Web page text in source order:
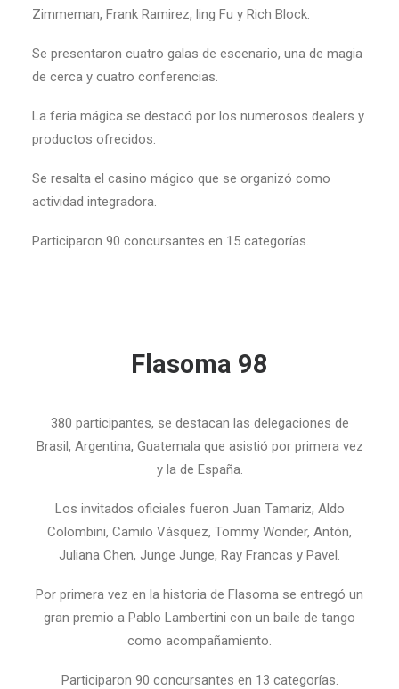
Zimmeman, Frank Ramirez, ling Fu y Rich Block.
Se presentaron cuatro galas de escenario, una de magia
de cerca y cuatro conferencias.
La feria mágica se destacó por los numerosos dealers y
productos ofrecidos.
Se resalta el casino mágico que se organizó como
actividad integradora.
Participaron 90 concursantes en 15 categorías.
Flasoma 98
380 participantes, se destacan las delegaciones de
Brasil, Argentina, Guatemala que asistió por primera vez
y la de España.
Los invitados oficiales fueron Juan Tamariz, Aldo
Colombini, Camilo Vásquez, Tommy Wonder, Antón,
Juliana Chen, Junge Junge, Ray Francas y Pavel.
Por primera vez en la historia de Flasoma se entregó un
gran premio a Pablo Lambertini con un baile de tango
como acompañamiento.
Participaron 90 concursantes en 13 categorías.